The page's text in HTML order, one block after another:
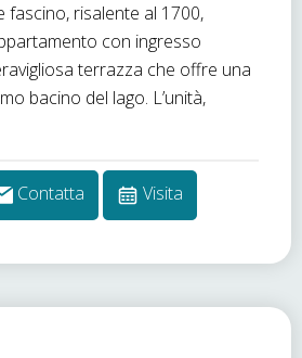
fascino, risalente al 1700,
con ingresso
terrazza che offre una
bacino del lago. L’unità,
Contatta Visita